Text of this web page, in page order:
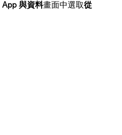
App 與資料畫面中選取從